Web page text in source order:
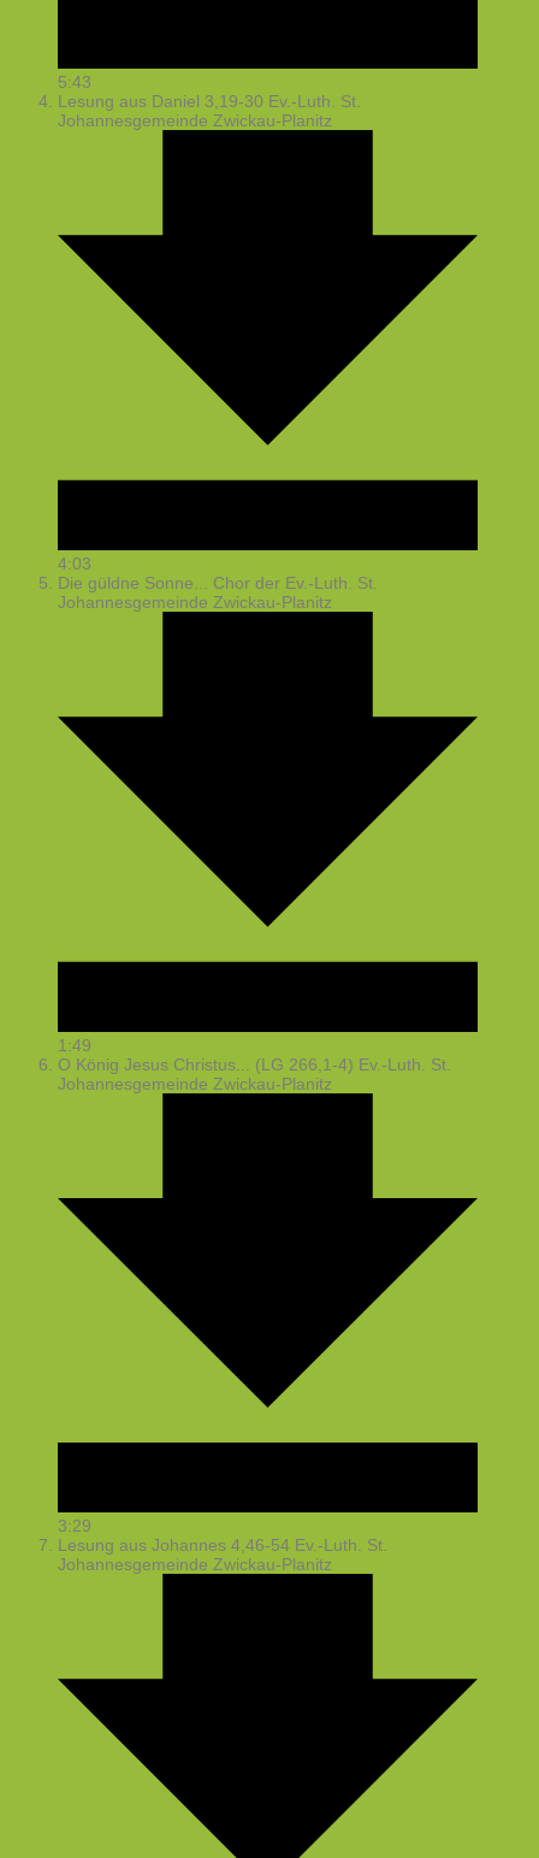
5:43
Lesung aus Daniel 3,19-30 Ev.-Luth. St.
Johannesgemeinde Zwickau-Planitz
4:03
Die güldne Sonne...
Chor der Ev.-Luth. St.
Johannesgemeinde Zwickau-Planitz
1:49
O König Jesus Christus... (LG 266,1-4) Ev.-Luth. St.
Johannesgemeinde Zwickau-Planitz
3:29
Lesung aus Johannes 4,46-54 Ev.-Luth. St.
Johannesgemeinde Zwickau-Planitz